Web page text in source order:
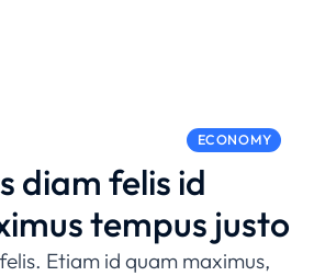
ECONOMY
diam felis id
tempus justo
Etiam id quam maximus,